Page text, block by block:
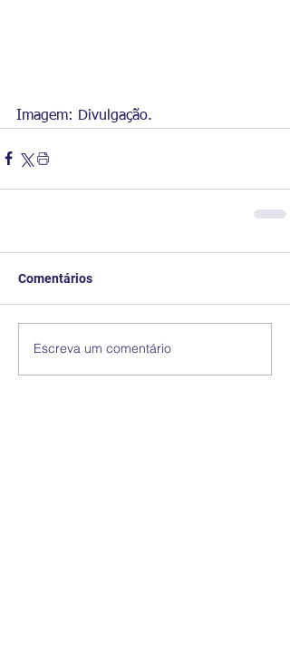
Imagem: Divulgação.
Comentários
Escreva um comentário